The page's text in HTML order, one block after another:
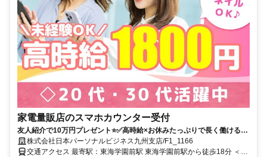
家電量販店のスマホカウンター受付
友人紹介で10万円プレゼント⭐✅️高時給×お休みたっぷりで長く働ける！
✅️働きやすい職場◎「人と接することが好き」なら経験不問！
株式会社日本パーソナルビジネス九州支店/F1_1166
交通アクセス 最寄駅：東海学園前駅 東海学園前駅から徒歩18分 ＜月